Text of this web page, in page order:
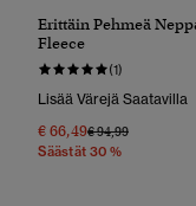
Erittäin Pehmeä
Fleece
(1)
Lisää Värejä Saatavilla
€ 66,49Hinta Alennettu
€ 94,99Hintaan
Säästät 30 %